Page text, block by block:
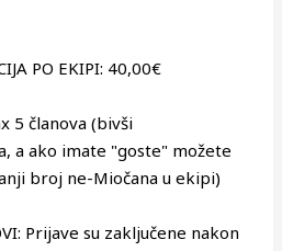
PO EKIPI: 40,00€
5 članova (bivši
a ako imate "goste" možete
broj ne-Miočana u ekipi)
Prijave su zaključene nakon